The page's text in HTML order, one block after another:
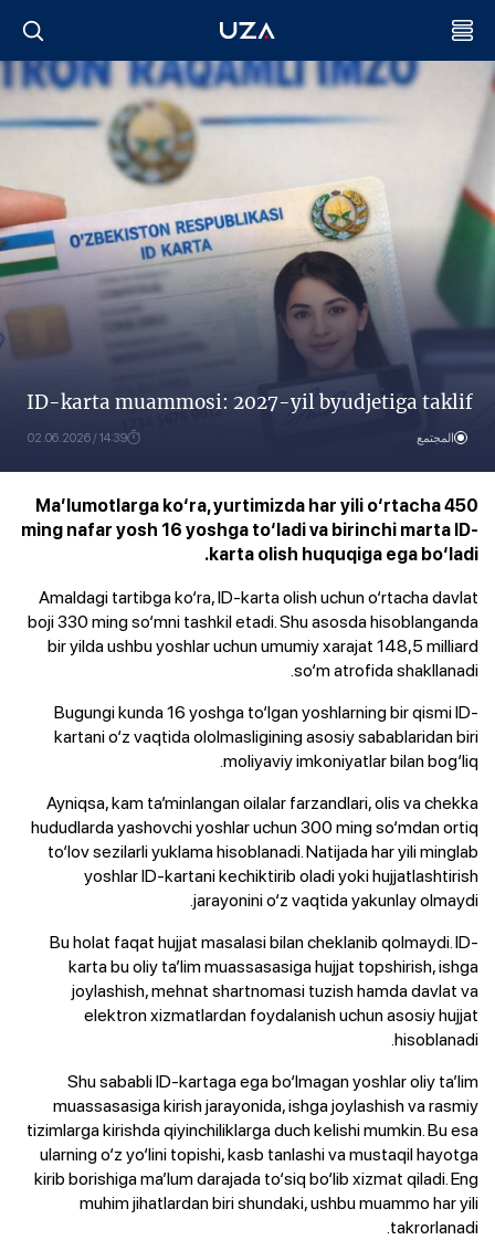
ID-karta muammosi: 2027-yil byudjetiga taklif
المجتمع 14:39 / 02.06.2026
Ma’lumotlarga ko‘ra, yurtimizda har yili o‘rtacha 450
ming nafar yosh 16 yoshga to‘ladi va birinchi marta ID-
karta olish huquqiga ega bo‘ladi.
Amaldagi tartibga ko‘ra, ID-karta olish uchun o‘rtacha davlat
boji 330 ming so‘mni tashkil etadi. Shu asosda hisoblanganda
bir yilda ushbu yoshlar uchun umumiy xarajat 148,5 milliard
so‘m atrofida shakllanadi.
Bugungi kunda 16 yoshga to‘lgan yoshlarning bir qismi ID-
kartani o‘z vaqtida ololmasligining asosiy sabablaridan biri
moliyaviy imkoniyatlar bilan bog‘liq.
Ayniqsa, kam ta’minlangan oilalar farzandlari, olis va chekka
hududlarda yashovchi yoshlar uchun 300 ming so‘mdan ortiq
to‘lov sezilarli yuklama hisoblanadi. Natijada har yili minglab
yoshlar ID-kartani kechiktirib oladi yoki hujjatlashtirish
jarayonini o‘z vaqtida yakunlay olmaydi.
Bu holat faqat hujjat masalasi bilan cheklanib qolmaydi. ID-
karta bu oliy ta’lim muassasasiga hujjat topshirish, ishga
joylashish, mehnat shartnomasi tuzish hamda davlat va
elektron xizmatlardan foydalanish uchun asosiy hujjat
hisoblanadi.
Shu sababli ID-kartaga ega bo‘lmagan yoshlar oliy ta’lim
muassasasiga kirish jarayonida, ishga joylashish va rasmiy
tizimlarga kirishda qiyinchiliklarga duch kelishi mumkin. Bu esa
ularning o‘z yo‘lini topishi, kasb tanlashi va mustaqil hayotga
kirib borishiga ma’lum darajada to‘siq bo‘lib xizmat qiladi. Eng
muhim jihatlardan biri shundaki, ushbu muammo har yili
takrorlanadi.